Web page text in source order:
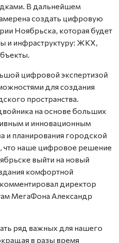
В дальнейшем
создать цифровую
Ноябрьска, которая будет
и инфраструктуру: ЖКХ,
цифровой экспертизой
для создания
пространства.
на основе больших
и инновационным
и планирования городской
что наше цифровое решение
выйти на новый
комфортной
директор
МегаФона Александр
ряд важных для нашего
в разы время